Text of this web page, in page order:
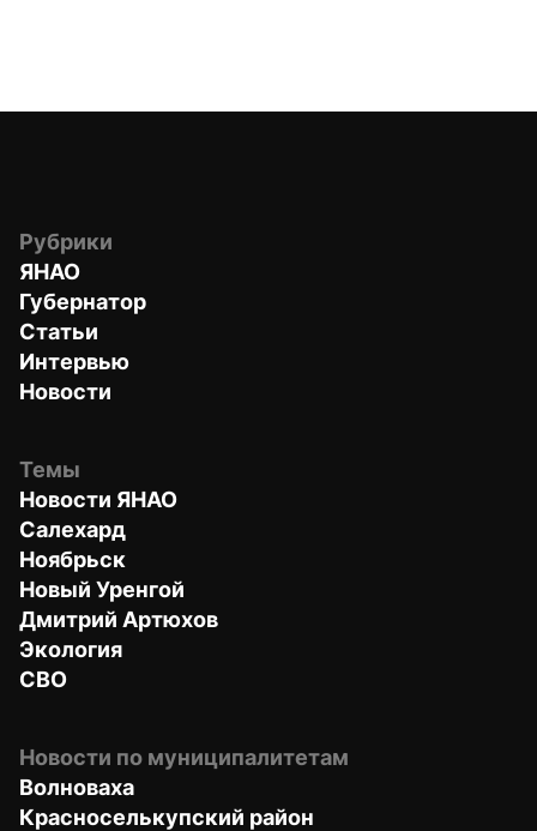
Рубрики
ЯНАО
Губернатор
Статьи
Интервью
Новости
Темы
Новости ЯНАО
Салехард
Ноябрьск
Новый Уренгой
Дмитрий Артюхов
Экология
СВО
Новости по муниципалитетам
Волноваха
Красноселькупский район